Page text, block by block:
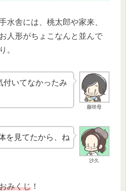
水舎には、桃太郎や家来、
人形がちょこなんと並んで
。
藤咲母
付いてなかったみ
沙久
を見てたから、ね
みくじ ！